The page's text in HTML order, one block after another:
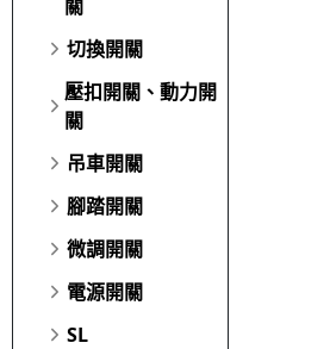
關
切換開關
壓扣開關、動力開
關
吊車開關
腳踏開關
微調開關
電源開關
SL